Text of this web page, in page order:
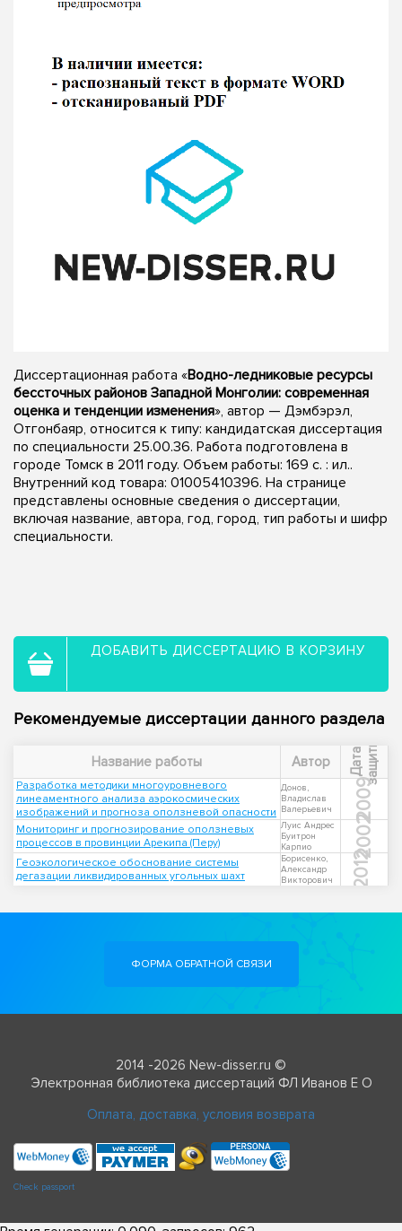
Диссертационная работа «Водно-ледниковые ресурсы
бессточных районов Западной Монголии: современная
оценка и тенденции изменения», автор — Дэмбэрэл,
Отгонбаяр, относится к типу: кандидатская диссертация
по специальности 25.00.36. Работа подготовлена в
городе Томск в 2011 году. Объем работы: 169 с. : ил..
Внутренний код товара: 01005410396. На странице
представлены основные сведения о диссертации,
включая название, автора, год, город, тип работы и шифр
специальности.
ДОБАВИТЬ ДИССЕРТАЦИЮ В КОРЗИНУ
Рекомендуемые диссертации данного раздела
Название работы Автор Д
а
т
а
з
а
щ
и
т ы
Разработка методики многоуровневого
линеаментного анализа аэрокосмических
изображений и прогноза оползневой опасности
Донов,
Владислав
Валерьевич
2009
Мониторинг и прогнозирование оползневых
процессов в провинции Арекипа (Перу)
Луис Андрес
Буитрон
Карпио
2002
Геоэкологическое обоснование системы
дегазации ликвидированных угольных шахт
Борисенко,
Александр
Викторович
2012
ФОРМА ОБРАТНОЙ СВЯЗИ
2014 -2026 New-disser.ru ©
Электронная библиотека диссертаций ФЛ Иванов Е О
Оплата, доставка, условия возврата
Check passport